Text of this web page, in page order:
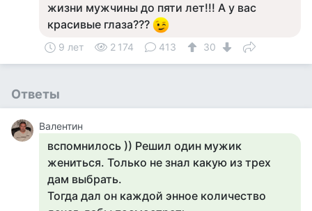
жиз­ни муж­чи­ны до пя­ти лет!!! А у вас
красивые глаза???
9 лет 2 174 413 30
Ответы
Валентин
вспомнилось )) Решил один мужик
жениться. Только не знал какую из трех
дам выбрать.
Тогда дал он каждой энное количество